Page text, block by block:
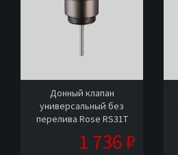
Донный клапан
универсальный без
перелива Rose RS31T
1 736 ₽